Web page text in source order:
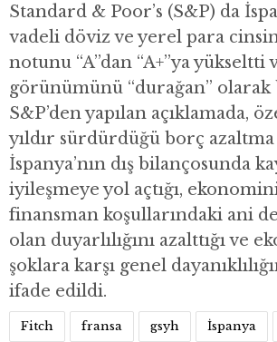
Standard & Poor’s (S&P) da
vadeli döviz ve yerel para
notunu “A”dan “A+”ya yükseltti
görünümünü “durağan”
S&P’den yapılan açıklamada,
yıldır sürdürdüğü borç azaltma
İspanya’nın dış bilançosunda
iyileşmeye yol açtığı,
finansman koşullarındaki ani
olan duyarlılığını azalttığı ve
şoklara karşı genel
ifade edildi.
Fitch fransa gsyh İspanya